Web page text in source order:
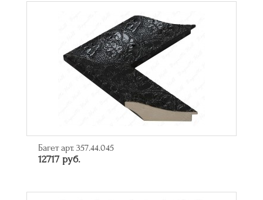
Багет арт. 357.44.045
12717 руб.